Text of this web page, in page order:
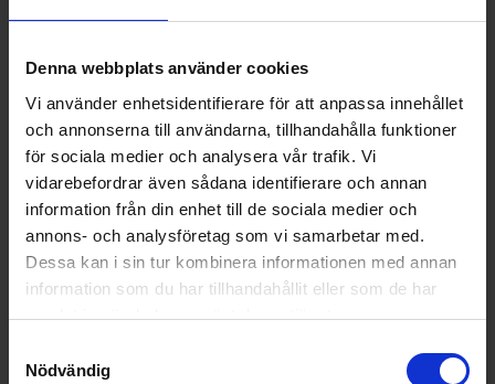
Denna webbplats använder cookies
Vi använder enhetsidentifierare för att anpassa innehållet
och annonserna till användarna, tillhandahålla funktioner
för sociala medier och analysera vår trafik. Vi
vidarebefordrar även sådana identifierare och annan
information från din enhet till de sociala medier och
annons- och analysföretag som vi samarbetar med.
Dessa kan i sin tur kombinera informationen med annan
information som du har tillhandahållit eller som de har
samlat in när du har använt deras tjänster.
Nödvändig
Produktinformation
Tillbehör